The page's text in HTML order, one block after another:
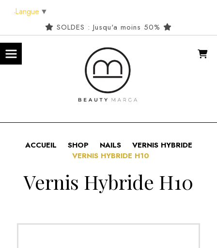
SOLDES : Jusqu'a moins 50%
ACCUEIL SHOP NAILS
VERNIS HYBRIDE
VERNIS HYBRIDE H10
Vernis Hybride H10
Langue ▼